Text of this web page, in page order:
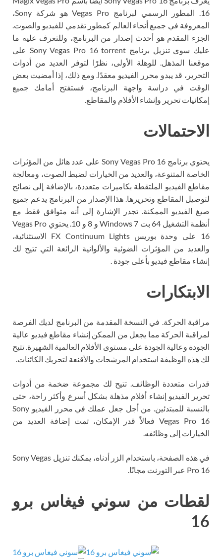
16. المطور الرسمي لبرنامج Vegas Pro هو شركة Sony،
المعروفة في جميع أنحاء العالم كمطور تقدمي للفيديو والصوت.
الجزء المقدم هو أحدث إصدار من البرنامج، وللتعرف عليه ما
عليك سوى تنزيل برنامج Sony Vegas Pro 16 torrent على
موقعنا المذهل. للوهلة الأولى، نظرًا لتوفر العديد من أدوات
التحرير، قد يبدو محرر الفيديو معقدًا. ومع ذلك، إذا أمضيت بعض
الوقت في دراسة واجهة البرنامج، فستفتح أمامك جميع
إمكانيات تحرير وإنشاء الأفلام والمقاطع.
الاحتمالات
يحتوي برنامج Sony Vegas Pro 16 على عدد هائل من المؤثرات
الخاصة المتنوعة، والعديد من الخيارات لضبط الصوت، ومعالجة
مقاطع الفيديو الملتقطة بكاميرات متعددة، بالإضافة إلى نصائح
لتوصيل المقاطع وتحريرها. هذا الإصدار من البرنامج يدعم جميع
صيغ الفيديو الممكنة. تجدر الإشارة إلى أنه متوافق فقط مع
أنظمة التشغيل 64 بت Windows 7 و 8 و 10. يحتوي Vegas Pro
16 على وحدة بوريس FX Continuum Lights الاستثنائية،
والعديد من المؤثرات الضوئية والألوانية الرائعة التي تتيح لك
إنشاء مقاطع فيديو بأعلى جودة .
الابتكارات
مراقبة الحركة. في النسخة المقدمة من البرنامج لديك الفرصة
لمراقبة الحركة مما يجعل من الممكن إنشاء مقاطع فيديو عالية
الجودة وعالية الجودة على مستوى الأفلام العالمية الشهيرة. تتيح
لك هذه الوظيفة استخدام المرشحات والأقنعة لتحريك الكائنات.
قدرات متعددة الوظائف. تتيح لك مجموعة ضخمة من أدوات
تحرير الفيديو إنشاء أفلام مذهلة بشكل أسرع وأكثر راحة، حتى
بالنسبة للمبتدئين. من أجل جعل عملك في محرر الفيديو Sony
Vegas Pro 16 فعالاً قدر الإمكان، تمت إضافة العديد من
الخيارات إلى وظائفه.
في هذه الصفحة، باستخدام الزر أدناه، يمكنك تنزيل Sony Vegas
Pro 16 عبر التورنت مجانًا.
لقطات من سوني فيغاس برو
16